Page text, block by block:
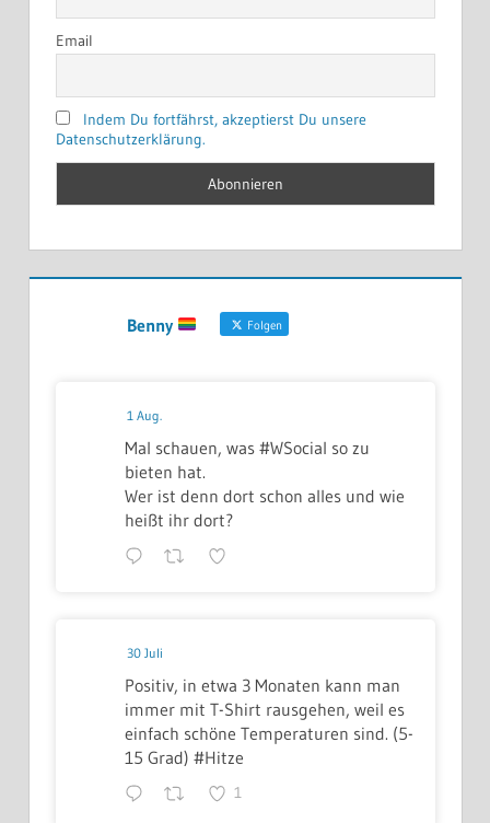
Email
Indem Du fortfährst, akzeptierst Du unsere
Datenschutzerklärung.
Benny Folgen
1 Aug.
Mal schauen, was #WSocial so zu
bieten hat.
Wer ist denn dort schon alles und wie
heißt ihr dort?
30 Juli
Positiv, in etwa 3 Monaten kann man
immer mit T-Shirt rausgehen, weil es
einfach schöne Temperaturen sind. (5-
15 Grad) #Hitze
1